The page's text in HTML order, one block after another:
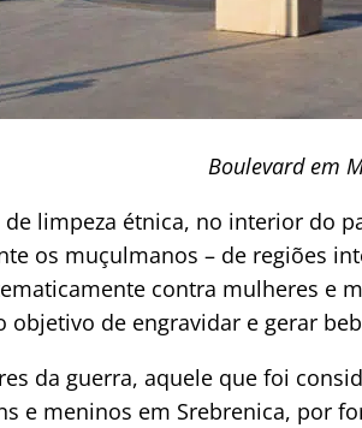
Boulevard em
de limpeza étnica, no interior do
os muçulmanos – de regiões
contra mulheres e
objetivo de engravidar e gerar
da guerra, aquele que foi
e meninos em Srebrenica, por